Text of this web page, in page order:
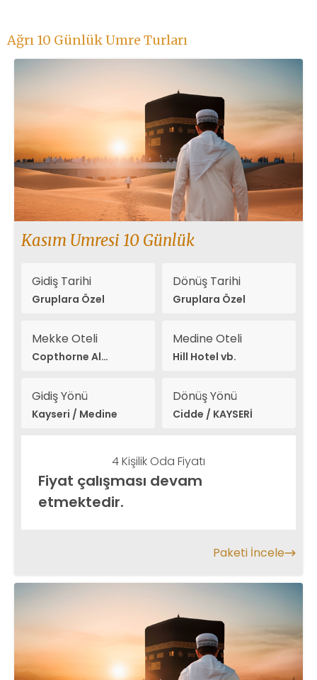
Ağrı 10 Günlük Umre Turları
Kasım Umresi 10 Günlük
Gidiş Tarihi
Gruplara Özel
Dönüş Tarihi
Gruplara Özel
Mekke Oteli
Copthorne Al
Medine Oteli
Hill Hotel vb.
Gidiş Yönü
Kayseri / Medine
Dönüş Yönü
Cidde / KAYSERİ
4 Kişilik Oda Fiyatı
Fiyat çalışması devam
etmektedir.
Paketi İncele